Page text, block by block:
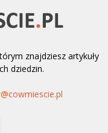
znajdziesz artykuły
dziedzin.